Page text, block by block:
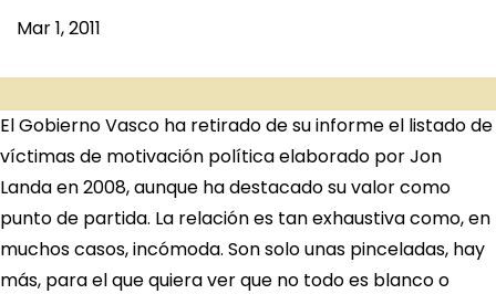
Mar 1, 2011
El Gobierno Vasco ha retirado de su informe el listado de
víctimas de motivación política elaborado por Jon
Landa en 2008, aunque ha destacado su valor como
punto de partida. La relación es tan exhaustiva como, en
muchos casos, incómoda. Son solo unas pinceladas, hay
más, para el que quiera ver que no todo es blanco o